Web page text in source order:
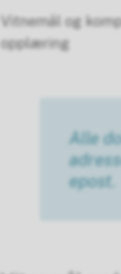
Vitnemål og
opplæring
Alle
epost.